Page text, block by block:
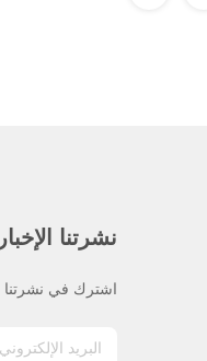
نشرتنا
اشترك في نشرتنا